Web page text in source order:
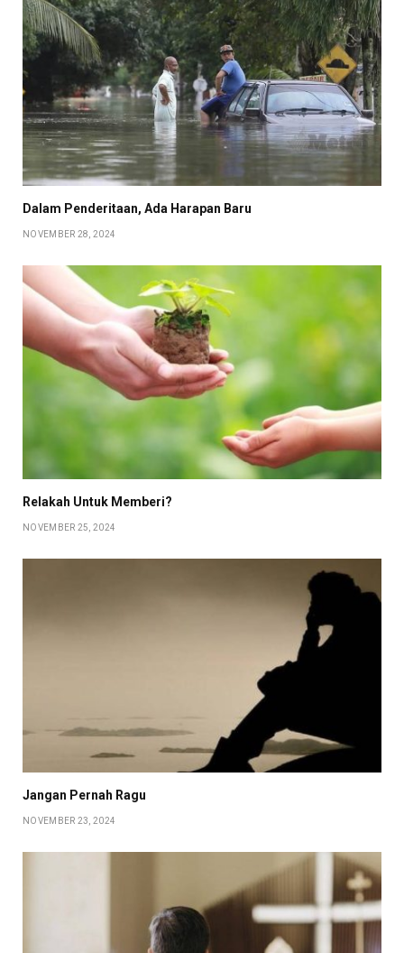
Dalam Penderitaan, Ada Harapan Baru
NOVEMBER 28, 2024
Relakah Untuk Memberi?
NOVEMBER 25, 2024
Jangan Pernah Ragu
NOVEMBER 23, 2024